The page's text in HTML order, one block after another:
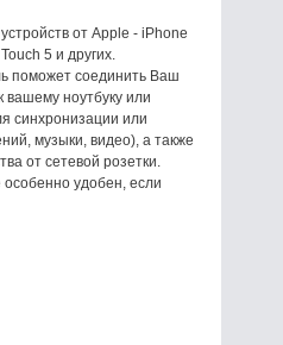
от Apple - iPhone
5 и других.
поможет соединить Ваш
вашему ноутбуку или
синхронизации или
музыки, видео), а также
от сетевой розетки.
удобен, если